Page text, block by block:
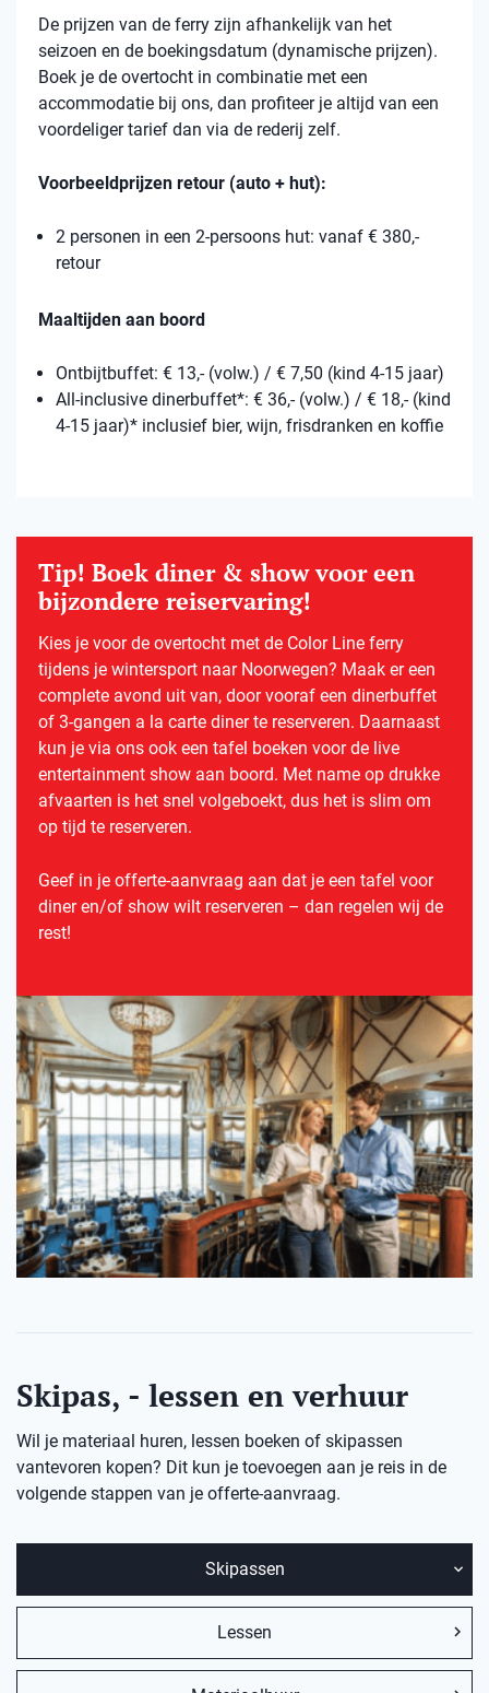
De prijzen van de ferry zijn afhankelijk van het
seizoen en de boekingsdatum (dynamische prijzen).
Boek je de overtocht in combinatie met een
accommodatie bij ons, dan profiteer je altijd van een
voordeliger tarief dan via de rederij zelf.
Voorbeeldprijzen retour (auto + hut):
2 personen in een 2-persoons hut: vanaf € 380,-
retour
Maaltijden aan boord
Ontbijtbuffet: € 13,- (volw.) / € 7,50 (kind 4-15 jaar)
All-inclusive dinerbuffet*: € 36,- (volw.) / € 18,- (kind
4-15 jaar)* inclusief bier, wijn, frisdranken en koffie
Tip! Boek diner & show voor een
bijzondere reiservaring!
Kies je voor de overtocht met de Color Line ferry
tijdens je wintersport naar Noorwegen? Maak er een
complete avond uit van, door vooraf een dinerbuffet
of 3-gangen a la carte diner te reserveren. Daarnaast
kun je via ons ook een tafel boeken voor de live
entertainment show aan boord. Met name op drukke
afvaarten is het snel volgeboekt, dus het is slim om
op tijd te reserveren.
Geef in je offerte-aanvraag aan dat je een tafel voor
diner en/of show wilt reserveren – dan regelen wij de
rest!
Skipas, - lessen en verhuur
Wil je materiaal huren, lessen boeken of skipassen
vantevoren kopen? Dit kun je toevoegen aan je reis in de
volgende stappen van je offerte-aanvraag.
Skipassen
Lessen